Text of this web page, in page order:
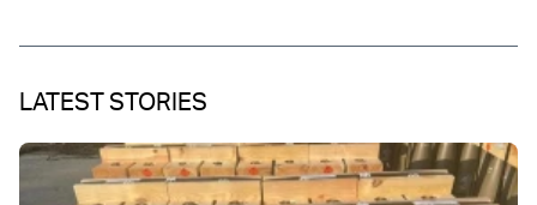
LATEST STORIES